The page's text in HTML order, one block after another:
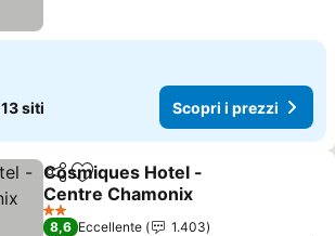
13 siti Scopri i prezzi
CondividiAggiungi ai preferiti
Cosmiques Hotel -
Centre Chamonix
Scopri i prezzi
2 Stelle
8,6 Eccellente
1.403